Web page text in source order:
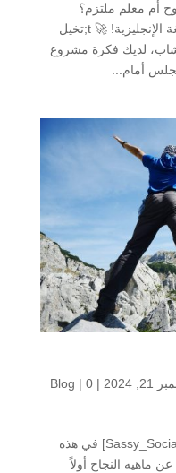
أم معلم ملتزم؟
اكتشف سر النجاح الخفي: قواعد اللغة الإنجليزية! 🚀 t;تخيل
شاب، لديك فكرة مشروع
تجلس أمام...
2024
|
Blog |0
أقوى سببين للنجاح بالحياة [Sassy_Social_Share] في هذه
ماهيه النجاح أولاً